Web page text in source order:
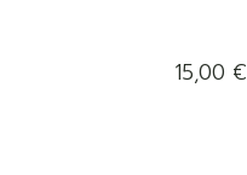
15,00 €